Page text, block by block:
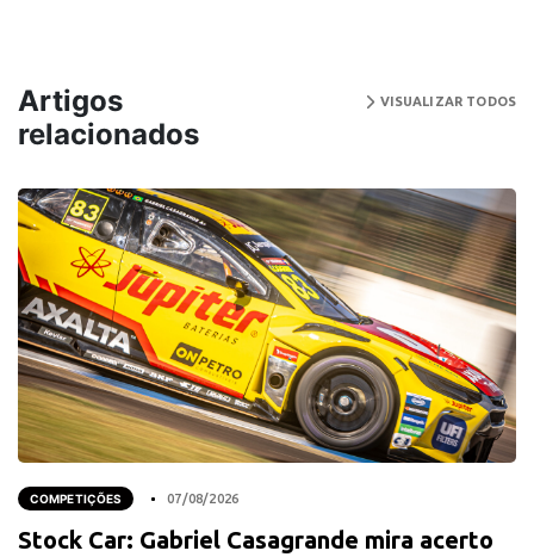
Artigos
relacionados
VISUALIZAR TODOS
COMPETIÇÕES 07/08/2026
Stock Car: Gabriel Casagrande mira acerto